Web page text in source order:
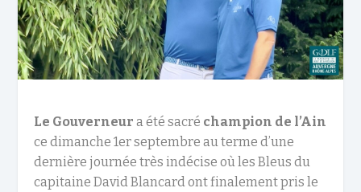
Le Gouverneur a été sacré champion de l’Ain
ce dimanche 1erseptembre au terme d’une
dernière journée très indécise où les Bleus du
capitaine David Blancard ont finalement pris le